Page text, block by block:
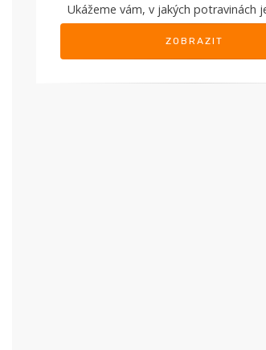
Ukážeme vám, v jakých potravinách
ZOBRAZIT